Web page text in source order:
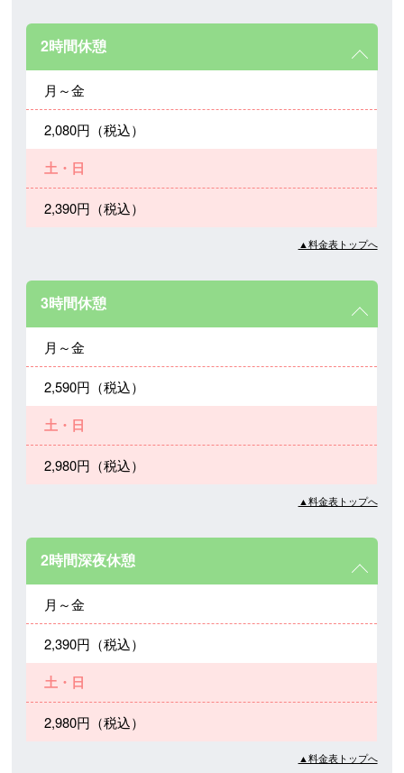
2時間休憩
月～金
2,080円（税込）
土・日
2,390円（税込）
▲料金表トップへ
3時間休憩
月～金
2,590円（税込）
土・日
2,980円（税込）
▲料金表トップへ
2時間深夜休憩
月～金
2,390円（税込）
土・日
2,980円（税込）
▲料金表トップへ